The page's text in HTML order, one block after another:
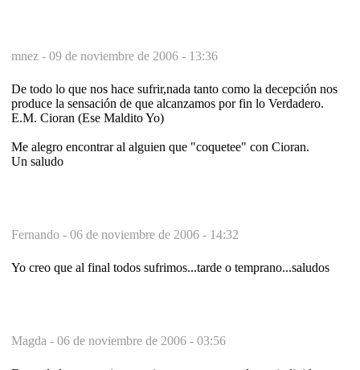
mnez - 09 de noviembre de 2006 - 13:36
De todo lo que nos hace sufrir,nada tanto como la decepción nos
produce la sensación de que alcanzamos por fin lo Verdadero.
E.M. Cioran (Ese Maldito Yo)
Me alegro encontrar al alguien que "coquetee" con Cioran.
Un saludo
Fernando - 06 de noviembre de 2006 - 14:32
Yo creo que al final todos sufrimos...tarde o temprano...saludos
Magda - 06 de noviembre de 2006 - 03:56